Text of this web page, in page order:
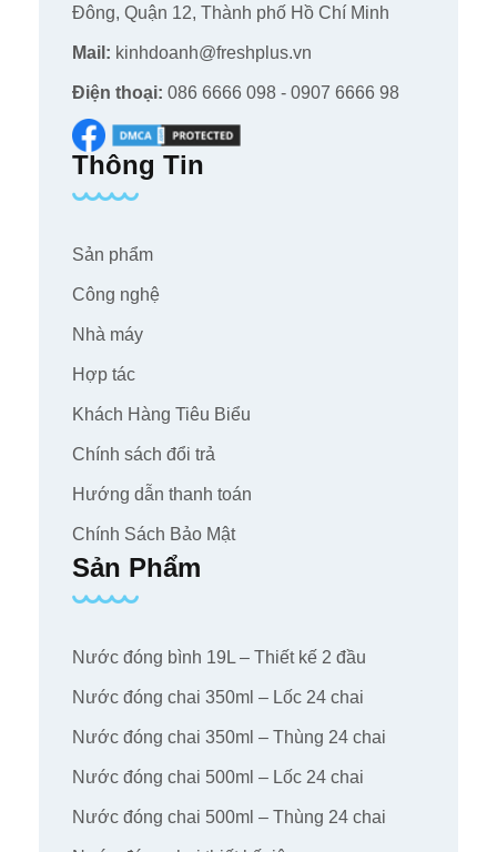
Đông, Quận 12, Thành phố Hồ Chí Minh
Mail: kinhdoanh@freshplus.vn
Điện thoại: 086 6666 098 - 0907 6666 98
Thông Tin
Sản phẩm
Công nghệ
Nhà máy
Hợp tác
Khách Hàng Tiêu Biểu
Chính sách đổi trả
Hướng dẫn thanh toán
Chính Sách Bảo Mật
Sản Phẩm
Nước đóng bình 19L – Thiết kế 2 đầu
Nước đóng chai 350ml – Lốc 24 chai
Nước đóng chai 350ml – Thùng 24 chai
Nước đóng chai 500ml – Lốc 24 chai
Nước đóng chai 500ml – Thùng 24 chai